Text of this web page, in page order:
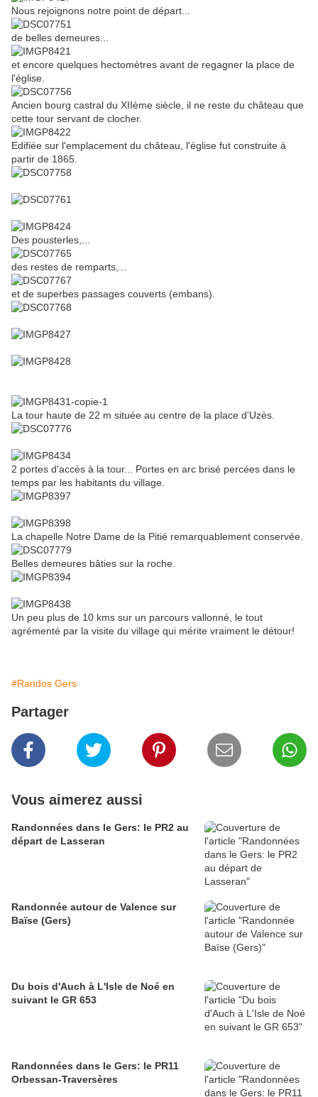
Nous rejoignons notre point de départ...
de belles demeures...
et encore quelques hectomètres avant de regagner la place de
l'église.
Ancien bourg castral du XIIème siècle, il ne reste du château que
cette tour servant de clocher.
Edifiée sur l'emplacement du château, l'église fut construite à
partir de 1865.
Des pousterles,...
des restes de remparts,...
et de superbes passages couverts (embans).
La tour haute de 22 m située au centre de la place d'Uzès.
2 portes d'accès à la tour... Portes en arc brisé percées dans le
temps par les habitants du village.
La chapelle Notre Dame de la Pitié remarquablement conservée.
Belles demeures bâties sur la roche.
Un peu plus de 10 kms sur un parcours vallonné, le tout
agrémenté par la visite du village qui mérite vraiment le détour!
#Randos Gers
Partager
Vous aimerez aussi
Randonnées dans le Gers: le PR2 au
départ de Lasseran
Randonnée autour de Valence sur
Baïse (Gers)
Du bois d'Auch à L'Isle de Noé en
suivant le GR 653
Randonnées dans le Gers: le PR11
Orbessan-Traversères